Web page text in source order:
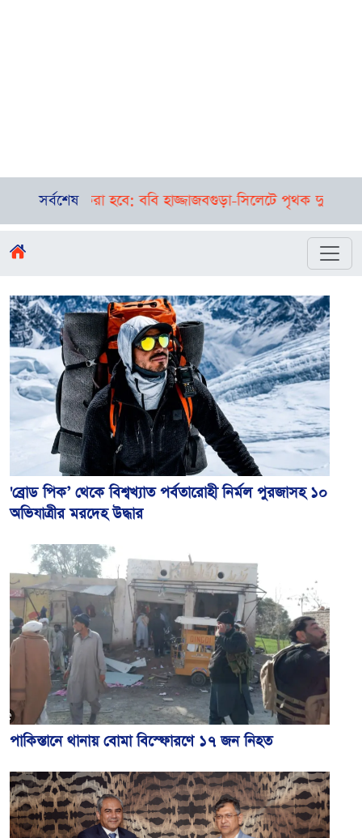
সর্বশেষ
হবে: ববি হাজ্জাজবগুড়া-সিলেটে পৃথক দুর্ঘটনা, এক সকালে
'ব্রোড পিক’ থেকে বিশ্বখ্যাত পর্বতারোহী নির্মল পুরজাসহ ১০
অভিযাত্রীর মরদেহ উদ্ধার
পাকিস্তানে থানায় বোমা বিস্ফোরণে ১৭ জন নিহত